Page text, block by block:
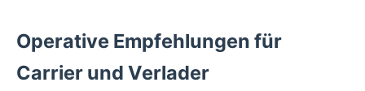
Operative Empfehlungen für
Carrier und Verlader